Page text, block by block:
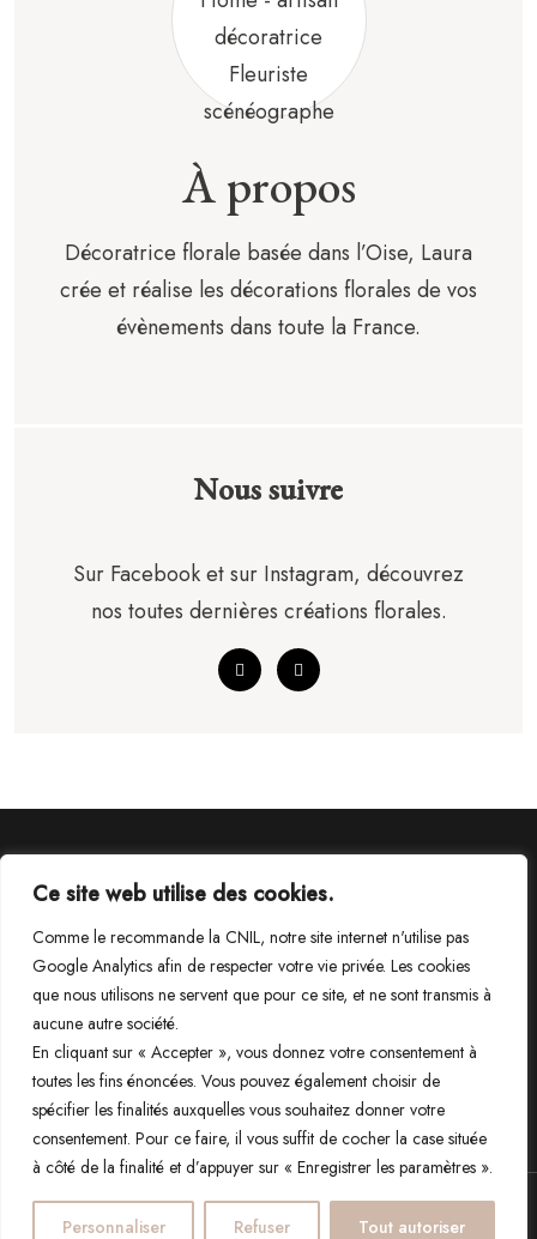
Ce site web utilise des cookies.
Comme le recommande la CNIL, notre site internet n'utilise pas
Google Analytics afin de respecter votre vie privée. Les cookies
que nous utilisons ne servent que pour ce site, et ne sont transmis à
aucune autre société.
En cliquant sur « Accepter », vous donnez votre consentement à
toutes les fins énoncées. Vous pouvez également choisir de
spécifier les finalités auxquelles vous souhaitez donner votre
consentement. Pour ce faire, il vous suffit de cocher la case située
à côté de la finalité et d’appuyer sur « Enregistrer les paramètres ».
Personnaliser Refuser Tout autoriser
À propos
Décoratrice florale basée dans l’Oise, Laura
crée et réalise les décorations florales de vos
évènements dans toute la France.
Nous suivre
Sur Facebook et sur Instagram, découvrez
nos toutes dernières créations florales.
Suivez-nous sur Instagram
@ozhome
BACK TO TOP
MENTIONS LÉGALES
CONDITIONS GÉNÉRALES D’UTILISATION
POLITIQUE DE CONFIDENTIALITÉ